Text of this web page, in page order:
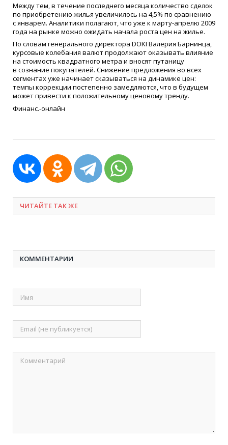
Между тем, в течение последнего месяца количество сделок
по приобретению жилья увеличилось на 4,5% по сравнению
с январем. Аналитики полагают, что уже к марту-апрелю 2009
года на рынке можно ожидать начала роста цен на жилье.
По словам генерального директора DOKI Валерия Барнинца,
курсовые колебания валют продолжают оказывать влияние
на стоимость квадратного метра и вносят путаницу
в сознание покупателей. Снижение предложения во всех
сегментах уже начинает сказываться на динамике цен:
темпы коррекции постепенно замедляются, что в будущем
может привести к положительному ценовому тренду.
Финанс.-онлайн
ЧИТАЙТЕ ТАК ЖЕ
КОММЕНТАРИИ